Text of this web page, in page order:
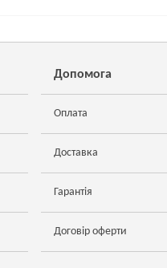
Допомога
Оплата
Доставка
Гарантія
Договір оферти